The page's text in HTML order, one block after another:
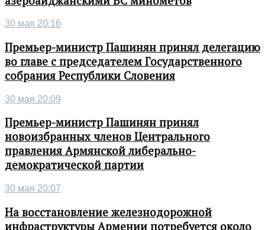
30 мая 20:16
Премьер-министр Пашинян принял делегацию
во главе с председателем Государственного
собрания Республики Словения
30 мая 20:09
Премьер-министр Пашинян принял
новоизбранных членов Центрального
правления Армянской либерально-
демократической партии
30 мая 20:07
На восстановление железнодорожной
инфраструктуры Армении потребуется около